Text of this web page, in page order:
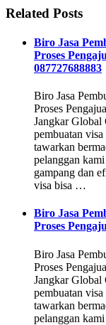
Related Posts
Biro Jasa
Proses
087727688883
Biro Jasa
Proses
Jangkar Global
pembuatan
tawarkan
pelanggan
gampang dan
visa bisa …
Biro Jasa
Proses
Biro Jasa
Proses
Jangkar Global
pembuatan
tawarkan
pelanggan